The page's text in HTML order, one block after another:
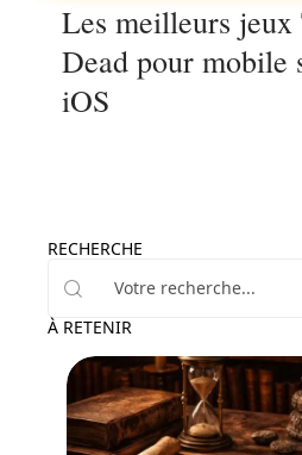
Les meilleurs
Dead pour mobile
iOS
RECHERCHE
À RETENIR